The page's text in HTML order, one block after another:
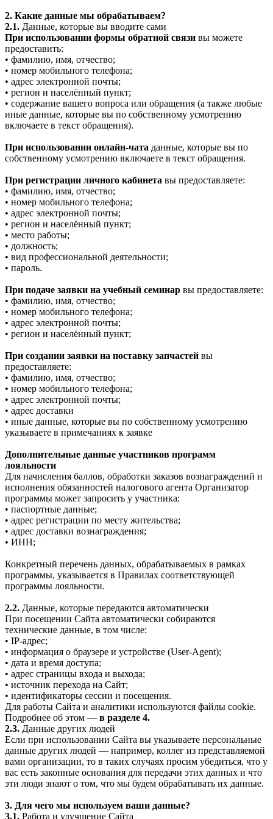
2. Какие данные мы обрабатываем?
2.1. Данные, которые вы вводите сами
При использовании формы обратной связи вы можете
предоставить:
• фамилию, имя, отчество;
• номер мобильного телефона;
• адрес электронной почты;
• регион и населённый пункт;
• содержание вашего вопроса или обращения (а также любые
иные данные, которые вы по собственному усмотрению
включаете в текст обращения).
При использовании онлайн-чата данные, которые вы по
собственному усмотрению включаете в текст обращения.
При регистрации личного кабинета вы предоставляете:
• фамилию, имя, отчество;
• номер мобильного телефона;
• адрес электронной почты;
• регион и населённый пункт;
• место работы;
• должность;
• вид профессиональной деятельности;
• пароль.
При подаче заявки на учебный семинар вы предоставляете:
• фамилию, имя, отчество;
• номер мобильного телефона;
• адрес электронной почты;
• регион и населённый пункт;
При создании заявки на поставку запчастей вы
предоставляете:
• фамилию, имя, отчество;
• номер мобильного телефона;
• адрес электронной почты;
• адрес доставки
• иные данные, которые вы по собственному усмотрению
указываете в примечаниях к заявке
Дополнительные данные участников программ
лояльности
Для начисления баллов, обработки заказов вознаграждений и
исполнения обязанностей налогового агента Организатор
программы может запросить у участника:
• паспортные данные;
• адрес регистрации по месту жительства;
• адрес доставки вознаграждения;
• ИНН;
Конкретный перечень данных, обрабатываемых в рамках
программы, указывается в Правилах соответствующей
программы лояльности.
2.2. Данные, которые передаются автоматически
При посещении Сайта автоматически собираются
технические данные, в том числе:
• IP-адрес;
• информация о браузере и устройстве (User-Agent);
• дата и время доступа;
• адрес страницы входа и выхода;
• источник перехода на Сайт;
• идентификаторы сессии и посещения.
Для работы Сайта и аналитики используются файлы cookie.
Подробнее об этом — в разделе 4.
2.3. Данные других людей
Если при использовании Сайта вы указываете персональные
данные других людей — например, коллег из представляемой
вами организации, то в таких случаях просим убедиться, что у
вас есть законные основания для передачи этих данных и что
эти люди знают о том, что мы будем обрабатывать их данные.
3. Для чего мы используем ваши данные?
3.1. Работа и улучшение Сайта